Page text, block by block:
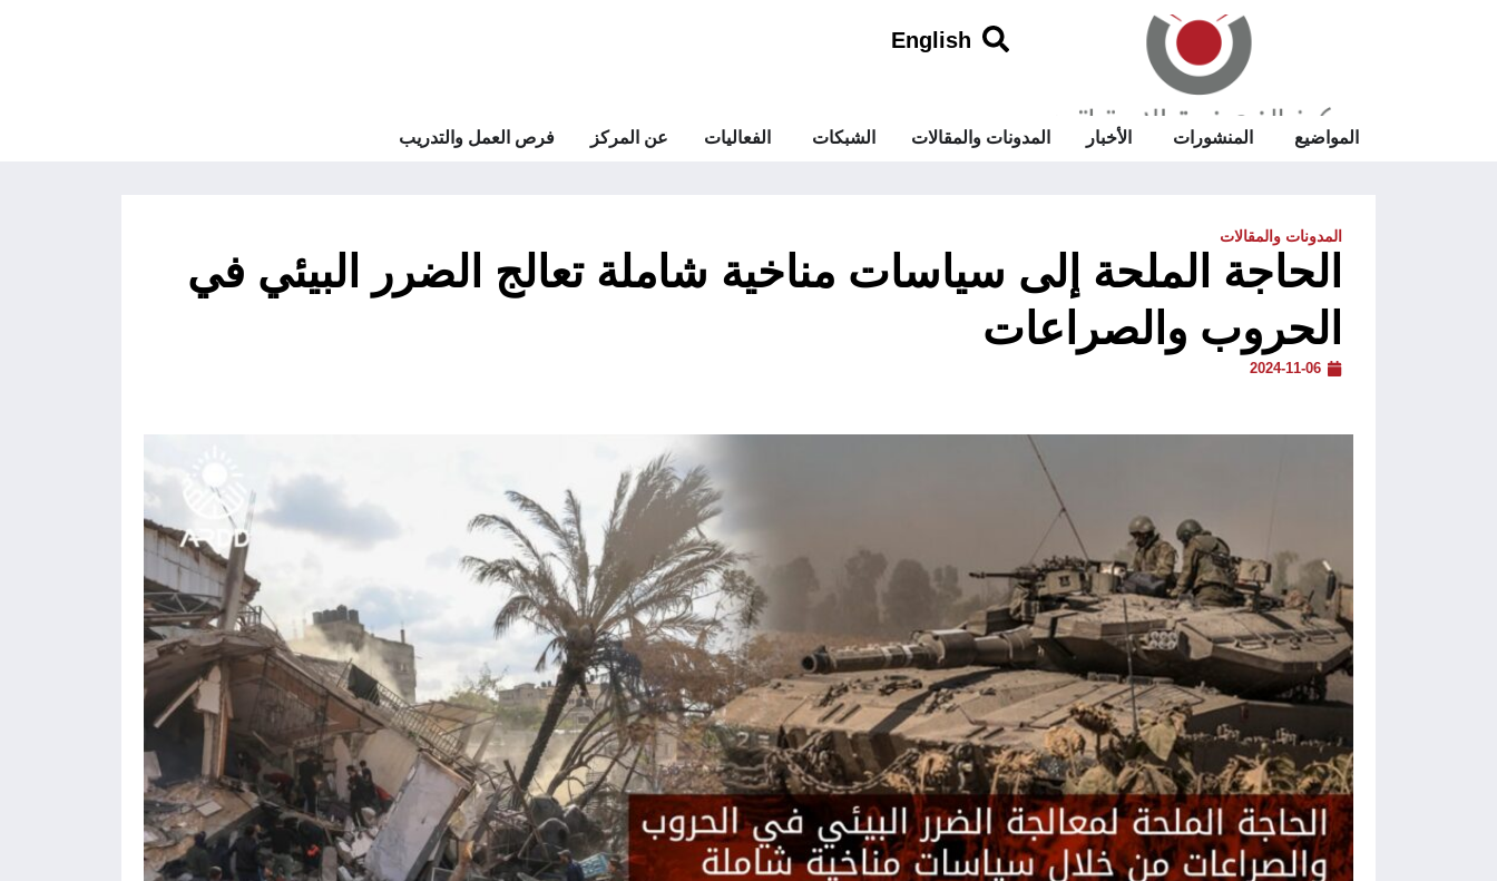
English
المواضيع المنشورات الأخبار المدونات والمقالات الشبكات الفعاليات عن المركز فرص العمل والتدريب
المدونات والمقالات
الحاجة الملحة إلى سياسات مناخية شاملة تعالج الضرر البيئي في
الحروب والصراعات
2024-11-06